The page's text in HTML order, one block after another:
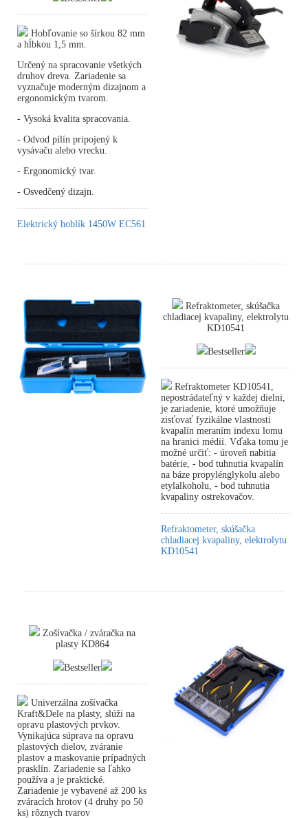
Hobľovanie so šírkou 82 mm
a hĺbkou 1,5 mm.
Určený na spracovanie všetkých
druhov dreva. Zariadenie sa
vyznačuje moderným dizajnom a
ergonomickým tvarom.
- Vysoká kvalita spracovania.
- Odvod pilín pripojený k
vysávaču alebo vrecku.
- Ergonomický tvar.
- Osvedčený dizajn.
Elektrický hoblík 1450W EC561
Refraktometer, skúšačka
chladiacej kvapaliny, elektrolytu
KD10541
Bestseller
Refraktometer KD10541,
nepostrádateľný v každej dielni,
je zariadenie, ktoré umožňuje
zisťovať fyzikálne vlastnosti
kvapalín meraním indexu lomu
na hranici médií. Vďaka tomu je
možné určiť: - úroveň nabitia
batérie, - bod tuhnutia kvapalín
na báze propylénglykolu alebo
etylalkoholu, - bod tuhnutia
kvapaliny ostrekovačov.
Refraktometer, skúšačka
chladiacej kvapaliny, elektrolytu
KD10541
Zošívačka / zváračka na
plasty KD864
Bestseller
Univerzálna zošívačka
Kraft&Dele na plasty, slúži na
opravu plastových prvkov.
Vynikajúca súprava na opravu
plastových dielov, zváranie
plastov a maskovanie prípadných
prasklín. Zariadenie sa ľahko
používa a je praktické.
Zariadenie je vybavené až 200 ks
zváracích hrotov (4 druhy po 50
ks) rôznych tvarov